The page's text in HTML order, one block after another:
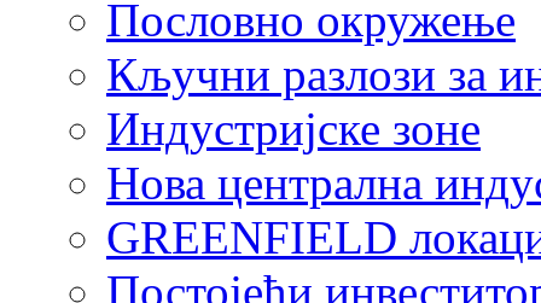
Пословно окружење
Кључни разлози за
Индустријске зоне
Нова централна
GREENFIELD
Постојећи